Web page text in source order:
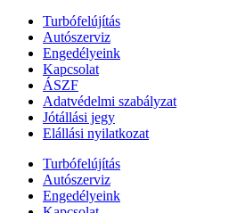
Turbófelújítás
Autószerviz
Engedélyeink
Kapcsolat
ÁSZF
Adatvédelmi szabályzat
Jótállási jegy
Elállási nyilatkozat
Turbófelújítás
Autószerviz
Engedélyeink